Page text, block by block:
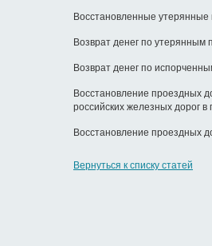
Восстановленные
Возврат денег по
Возврат денег по
Восстановление проездных
российских железных дорог
Восстановление проездных
Вернуться к списку статей